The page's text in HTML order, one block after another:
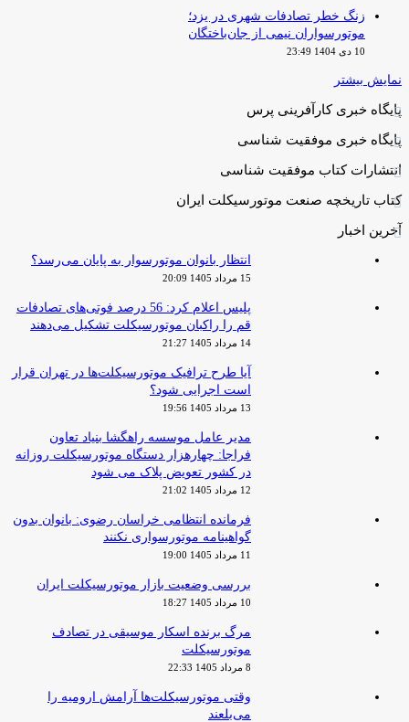
زنگ خطر تصادفات شهری در یزد؛
موتورسواران نیمی از جان‌باختگان
10 دی 1404 23:49
نمایش بیشتر
پایگاه خبری کارآفرینی پرس
پایگاه خبری موفقیت شناسی
انتشارات کتاب موفقیت شناسی
کتاب تاریخچه صنعت موتورسیکلت ایران
آخرین اخبار
انتظار بانوان موتورسوار به پایان می‌رسد؟
15 مرداد 1405 20:09
پلیس اعلام کرد: 56 درصد فوتی‌های تصادفات
قم را راکبان موتورسیکلت تشکیل می‌دهند
14 مرداد 1405 21:27
آیا طرح ترافیک موتورسیکلت‌ها در تهران قرار
است اجرایی شود؟
13 مرداد 1405 19:56
مدیر عامل موسسه راهگشا بنیاد تعاون
فراجا: چهارهزار دستگاه موتورسیکلت روزانه
در کشور تعویض پلاک می شود
12 مرداد 1405 21:02
فرمانده انتظامی خراسان رضوی: بانوان بدون
گواهینامه موتورسواری نکنند
11 مرداد 1405 19:00
بررسی وضعیت بازار موتورسیکلت ایران
10 مرداد 1405 18:27
مرگ برنده اسکار موسیقی در تصادف
موتورسیکلت
8 مرداد 1405 22:33
وقتی موتورسیکلت‌ها آرامش ارومیه را
می‌بلعند